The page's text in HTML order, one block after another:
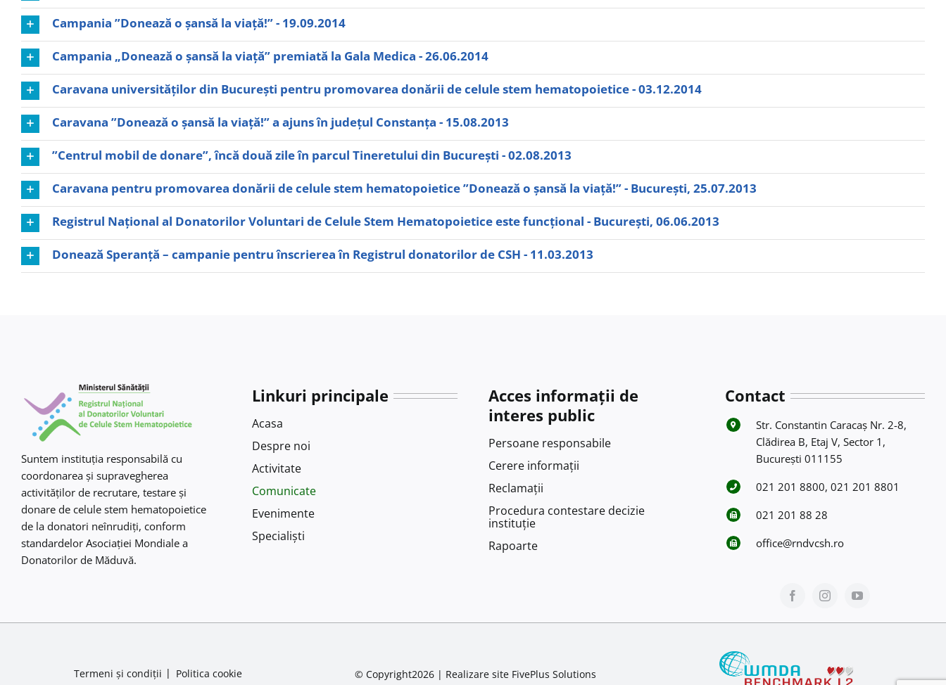
Campania ”Donează o șansă la viață!” - 19.09.2014
Campania „Donează o şansă la viaţă” premiată la Gala Medica - 26.06.2014
Caravana universităților din București pentru promovarea donării de celule stem hematopoietice - 03.12.2014
Caravana ”Donează o șansă la viață!” a ajuns în județul Constanța - 15.08.2013
”Centrul mobil de donare”, încă două zile în parcul Tineretului din Bucureşti - 02.08.2013
Caravana pentru promovarea donării de celule stem hematopoietice ”Donează o șansă la viață!” - Bucureşti, 25.07.2013
Registrul Naţional al Donatorilor Voluntari de Celule Stem Hematopoietice este funcțional - Bucureşti, 06.06.2013
Donează Speranță – campanie pentru înscrierea în Registrul donatorilor de CSH - 11.03.2013
Suntem instituţia responsabilă cu
coordonarea şi supravegherea
activităţilor de recrutare, testare şi
donare de celule stem hematopoietice
de la donatori neînrudiţi, conform
standardelor Asociaţiei Mondiale a
Donatorilor de Măduvă.
Linkuri principale
Acasa
Despre noi
Activitate
Comunicate
Evenimente
Specialiști
Acces informații de
interes public
Persoane responsabile
Cerere informații
Reclamații
Procedura contestare decizie
instituție
Rapoarte
Contact
Str. Constantin Caracaş Nr. 2-8,
Clădirea B, Etaj V, Sector 1,
Bucureşti 011155
021 201 8800, 021 201 8801
021 201 88 28
office@rndvcsh.ro
Termeni și condiții Politica cookie © Copyright2026 | Realizare site FivePlus Solutions